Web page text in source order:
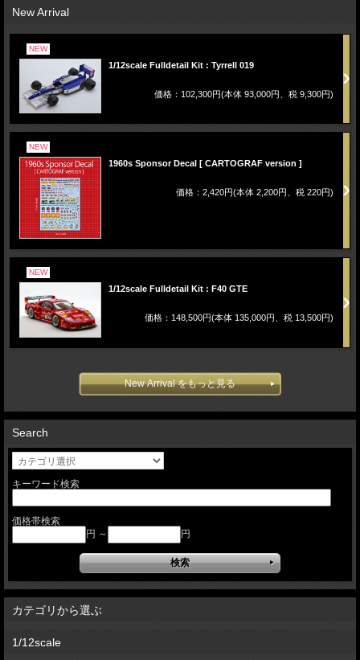
New Arrival
NEW
1/12scale Fulldetail Kit : Tyrrell 019
価格：102,300円(本体 93,000円、税 9,300円)
NEW
1960s Sponsor Decal [ CARTOGRAF version ]
価格：2,420円(本体 2,200円、税 220円)
NEW
1/12scale Fulldetail Kit : F40 GTE
価格：148,500円(本体 135,000円、税 13,500円)
New Arrival をもっと見る
Search
キーワード検索
価格帯検索
円 ～
円
カテゴリから選ぶ
1/12scale